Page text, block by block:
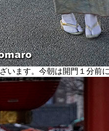
います。今朝は開門１分前